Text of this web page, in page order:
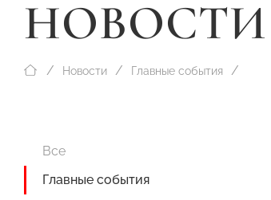
НОВОСТИ
Новости Главные события
Все
Главные события